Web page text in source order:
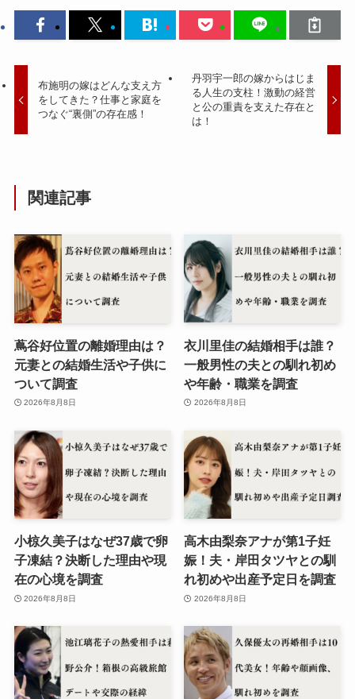
布施明の嫁はどんな支え方
をしてきた？仕事と家庭を
つなぐ“裏側”の存在感！
丹羽宇一郎の嫁からはじま
る人生の支柱！激動の経営
と公の重責を支えた存在と
は！
関連記事
蔦谷好位置の離婚理由は？
元妻との結婚生活や子供に
ついて調査
2026年8月8日
衣川里佳の結婚相手は誰？
一般男性の夫との馴れ初め
や年齢・職業を調査
2026年8月8日
小椋久美子はなぜ37歳で卵
子凍結？決断した理由や現
在の心境を調査
2026年8月8日
高木由梨奈アナが第1子妊
娠！夫・岸田タツヤとの馴
れ初めや出産予定日を調査
2026年8月8日